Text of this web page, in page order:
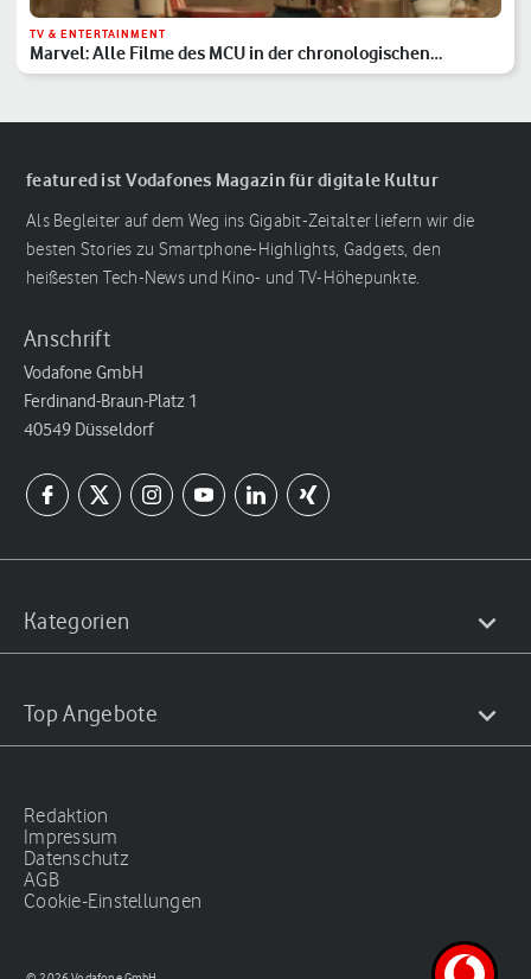
TV & ENTERTAINMENT
Marvel: Alle Filme des MCU in der chronologischen
Reihenfolge
featured ist Vodafones Magazin für digitale Kultur
Als Begleiter auf dem Weg ins Gigabit-Zeitalter liefern wir die
besten Stories zu Smartphone-Highlights, Gadgets, den
heißesten Tech-News und Kino- und TV-Höhepunkte.
Anschrift
Vodafone GmbH
Ferdinand-Braun-Platz 1
40549 Düsseldorf
Kategorien
Top Angebote
Redaktion
Impressum
Datenschutz
AGB
Cookie-Einstellungen